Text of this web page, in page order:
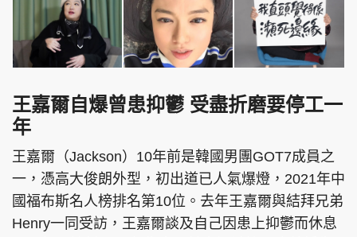
王嘉爾自爆曾患抑鬱 受盡折磨要停工一
年
王嘉爾（Jackson）10年前是韓國男團GOT7成員之
一，憑高大俊朗外型，初出道已人氣爆燈，2021年中
國福布斯名人榜排名第10位。去年王嘉爾與結拜兄弟
Henry一同受訪，王嘉爾談及自己因患上抑鬱而休息